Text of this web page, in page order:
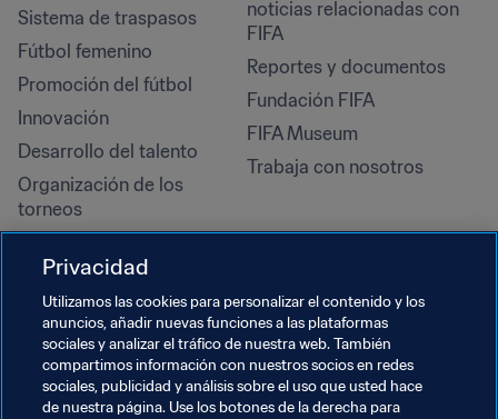
Sistema de traspasos
Fútbol femenino
Promoción del fútbol
Innovación
Desarrollo del talento
Organización de los
torneos
Derechos humanos y lucha
contra la discriminación
Salud y atención médica
Iniciativas educativas
noticias relacionadas con
FIFA
Reportes y documentos
Fundación FIFA
FIFA Museum
Trabaja con nosotros
Privacidad
Utilizamos las cookies para personalizar el contenido y los
anuncios, añadir nuevas funciones a las plataformas
sociales y analizar el tráfico de nuestra web. También
compartimos información con nuestros socios en redes
sociales, publicidad y análisis sobre el uso que usted hace
de nuestra página. Use los botones de la derecha para